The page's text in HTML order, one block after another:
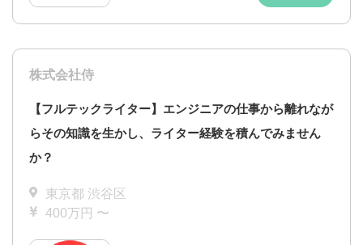
株式会社侍
【フルテックライター】エンジニアの仕事から離れなが
らその知識を生かし、ライター経験を積んでみません
か？
東京都 渋谷区
400万円 〜